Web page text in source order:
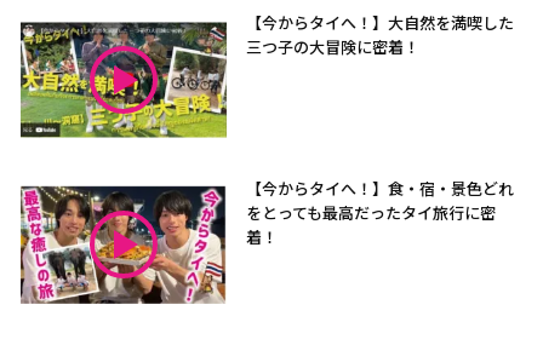
【今からタイへ！】大自然を満喫した
三つ子の大冒険に密着！
【今からタイへ！】食・宿・景色どれ
をとっても最高だったタイ旅行に密
着！